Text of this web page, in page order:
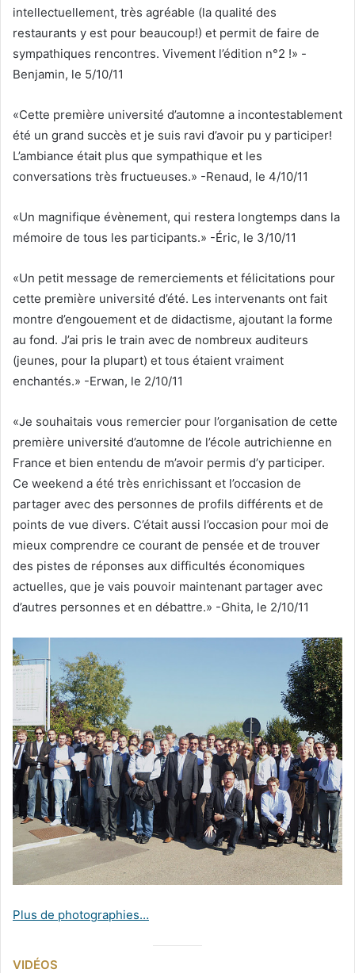
intellectuellement, très agréable (la qualité des
restaurants y est pour beaucoup!) et permit de faire de
sympathiques rencontres. Vivement l’édition n°2 !» -
Benjamin, le 5/10/11
«Cette première université d’automne a incontestablement
été un grand succès et je suis ravi d’avoir pu y participer!
L’ambiance était plus que sympathique et les
conversations très fructueuses.» -Renaud, le 4/10/11
«Un magnifique évènement, qui restera longtemps dans la
mémoire de tous les participants.» -Éric, le 3/10/11
«Un petit message de remerciements et félicitations pour
cette première université d’été. Les intervenants ont fait
montre d’engouement et de didactisme, ajoutant la forme
au fond. J’ai pris le train avec de nombreux auditeurs
(jeunes, pour la plupart) et tous étaient vraiment
enchantés.» -Erwan, le 2/10/11
«Je souhaitais vous remercier pour l’organisation de cette
première université d’automne de l’école autrichienne en
France et bien entendu de m’avoir permis d’y participer.
Ce weekend a été très enrichissant et l’occasion de
partager avec des personnes de profils différents et de
points de vue divers. C’était aussi l’occasion pour moi de
mieux comprendre ce courant de pensée et de trouver
des pistes de réponses aux difficultés économiques
actuelles, que je vais pouvoir maintenant partager avec
d’autres personnes et en débattre.» -Ghita, le 2/10/11
Plus de photographies…
VIDÉOS